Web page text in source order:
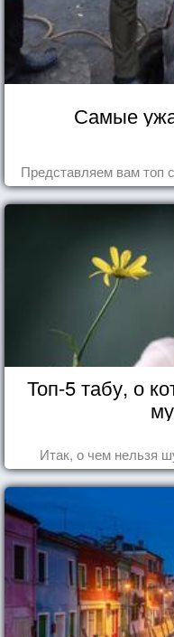
Самые
Представляем вам топ
Топ-5 табу, о
Итак, о чем нельзя